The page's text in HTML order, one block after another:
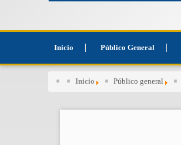
Inicio Público General
Inicio Público general